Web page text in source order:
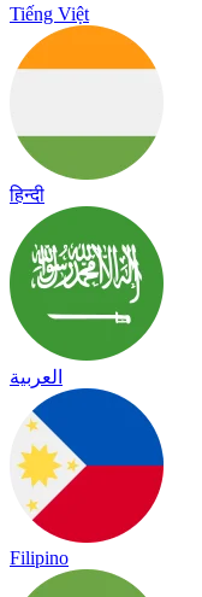
Tiếng Việt
हिन्दी
العربية
Filipino